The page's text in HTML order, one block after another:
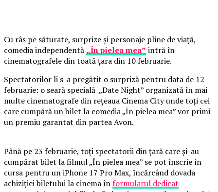
Cu râs pe săturate, surprize și personaje pline de viață,
comedia independentă „În pielea mea” intră în
cinematografele din toată țara din 10 februarie.
Spectatorilor li s-a pregătit o surpriză pentru data de 12
februarie: o seară specială „Date Night” organizată în mai
multe cinematografe din rețeaua Cinema City unde toți cei
care cumpără un bilet la comedia „În pielea mea” vor primi
un premiu garantat din partea Avon.
Până pe 23 februarie, toți spectatorii din țară care și-au
cumpărat bilet la filmul „În pielea mea” se pot înscrie în
cursa pentru un iPhone 17 Pro Max, încărcând dovada
achiziției biletului la cinema înformularul dedicat